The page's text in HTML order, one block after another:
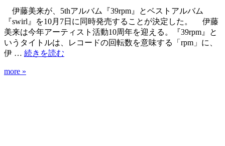
伊藤美来が、5thアルバム『39rpm』とベストアルバム
『swirl』を10月7日に同時発売することが決定した。 伊藤
美来は今年アーティスト活動10周年を迎える。『39rpm』と
いうタイトルは、レコードの回転数を意味する「rpm」に、
伊 … 続きを読む
more »